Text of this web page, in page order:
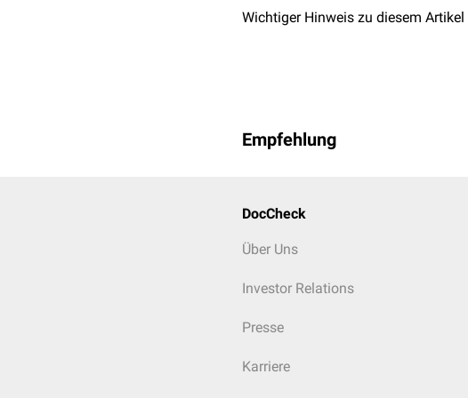
Wichtiger Hinweis zu diesem Artikel
Empfehlung
DocCheck
Über Uns
Investor Relations
Presse
Karriere